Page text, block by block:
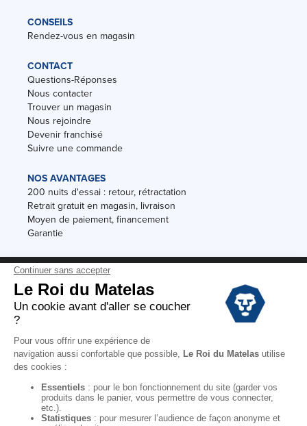
CONSEILS
Rendez-vous en magasin
CONTACT
Questions-Réponses
Nous contacter
Trouver un magasin
Nous rejoindre
Devenir franchisé
Suivre une commande
NOS AVANTAGES
200 nuits d'essai : retour, rétractation
Retrait gratuit en magasin, livraison
Moyen de paiement, financement
Garantie
Conditions des offres
Black Friday
Destockage
Conditions Générales de vente magasin
Mentions Légales
Données personnelles
Codes promo Le Roi du Matelas